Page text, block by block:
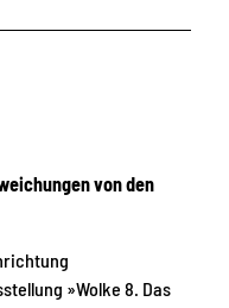
von den
»Wolke 8. Das